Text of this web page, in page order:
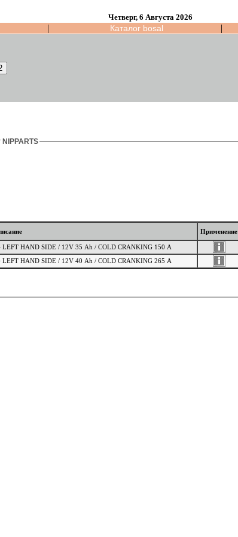
Четверг, 6 Августа 2026
| Каталог bosal |
NIPPARTS
Применение
196-128-223 / +---> LEFT HAND SIDE / 12V 35 Ah / COLD CRANKING 150 A
WIDTH, HEIGHT (mm): 197-129-227 / +---> LEFT HAND SIDE / 12V 40 Ah / COLD CRANKING 265 A